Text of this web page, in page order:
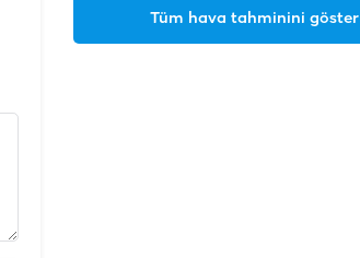
Tüm hava tahminini göster